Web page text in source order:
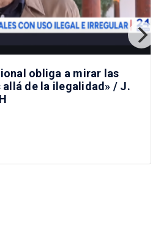
obliga a mirar las
allá de la ilegalidad» / J.